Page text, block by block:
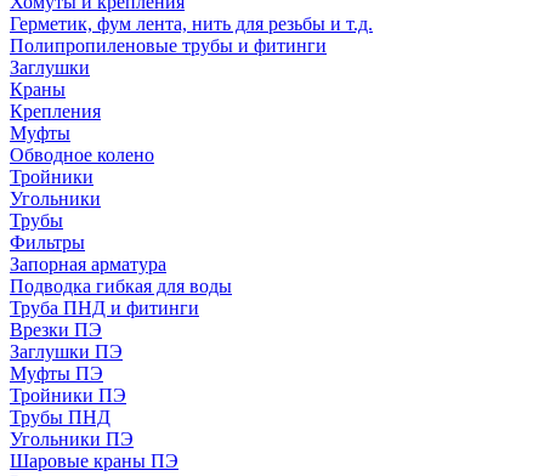
Герметик, фум лента, нить для резьбы и т.д.
Полипропиленовые трубы и фитинги
Заглушки
Краны
Крепления
Муфты
Обводное колено
Тройники
Угольники
Трубы
Фильтры
Запорная арматура
Подводка гибкая для воды
Труба ПНД и фитинги
Врезки ПЭ
Заглушки ПЭ
Муфты ПЭ
Тройники ПЭ
Трубы ПНД
Угольники ПЭ
Шаровые краны ПЭ